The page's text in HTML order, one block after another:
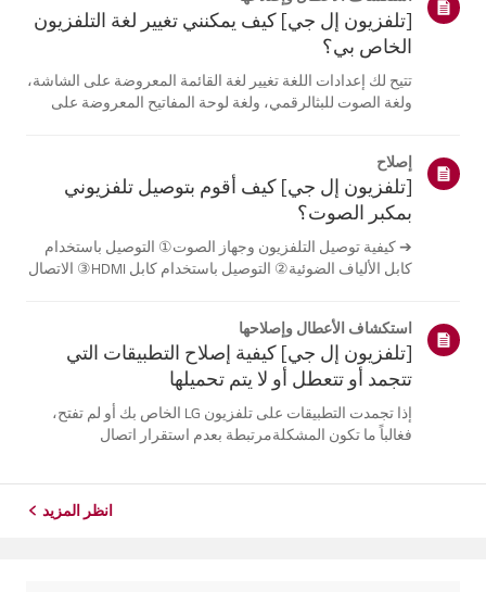
[تلفزيون إل جي] كيف يمكنني تغيير لغة التلفزيون
الخاص بي؟
تتيح لك إعدادات اللغة تغيير لغة القائمة المعروضة على الشاشة،
ولغة الصوت للبثالرقمي، ولغة لوحة المفاتيح المعروضة على
نظام التشغيل web...
إصلاح
[تلفزيون إل جي] كيف أقوم بتوصيل تلفزيوني
بمكبر الصوت؟
➔ كيفية توصيل التلفزيون وجهاز الصوت① التوصيل باستخدام
كابل الألياف الضوئية② التوصيل باستخدام كابل HDMI③ الاتصال
باستخدام كابل ا...
استكشاف الأعطال وإصلاحها
[تلفزيون إل جي] كيفية إصلاح التطبيقات التي
تتجمد أو تتعطل أو لا يتم تحميلها
إذا تجمدت التطبيقات على تلفزيون LG الخاص بك أو لم تفتح،
فغالباً ما تكون المشكلةمرتبطة بعدم استقرار اتصال
انظر المزيد